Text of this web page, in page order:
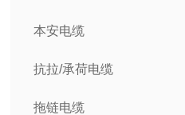
本安电缆
抗拉/承荷电缆
拖链电缆